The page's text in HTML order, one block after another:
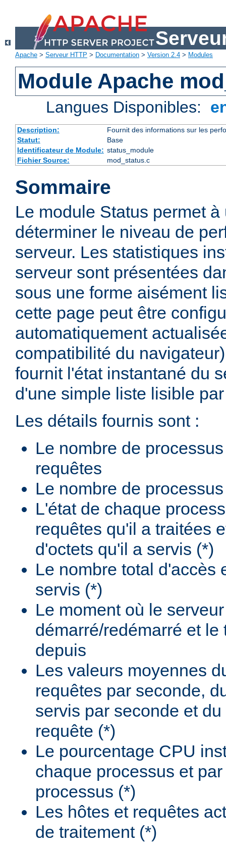
Apache > Serveur HTTP > Documentation > Version 2.4 > Modules
Module Apache
Langues Disponibles:
Description:
Fournit des informations sur les
Statut:
Base
Identificateur de Module: status_module
Fichier Source:
mod_status.c
Sommaire
Le module Status permet
déterminer le niveau de
serveur. Les statistiques
serveur sont présentées
sous une forme aisément
cette page peut être
automatiquement
compatibilité du
fournit l'état instantané du
d'une simple liste lisible
Les détails fournis sont :
Le nombre de
requêtes
Le nombre de
L'état de chaque
requêtes qu'il a traitées
d'octets qu'il a servis (*)
Le nombre total d'accès
servis (*)
Le moment où le
démarré/redémarré et le
depuis
Les valeurs moyennes
requêtes par seconde,
servis par seconde et
requête (*)
Le pourcentage CPU
chaque processus et
processus (*)
Les hôtes et requêtes
de traitement (*)